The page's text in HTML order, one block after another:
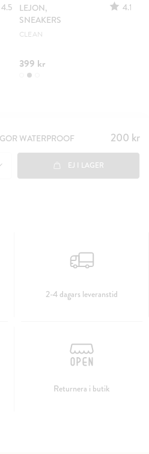
4.5
LEJON,
SNEAKERS
4.1
CLEAN
399 kr
WATERPROOF Pris:
200 kr
200 kr
EJ I LAGER
2-4 dagars leveranstid
Returnera i butik